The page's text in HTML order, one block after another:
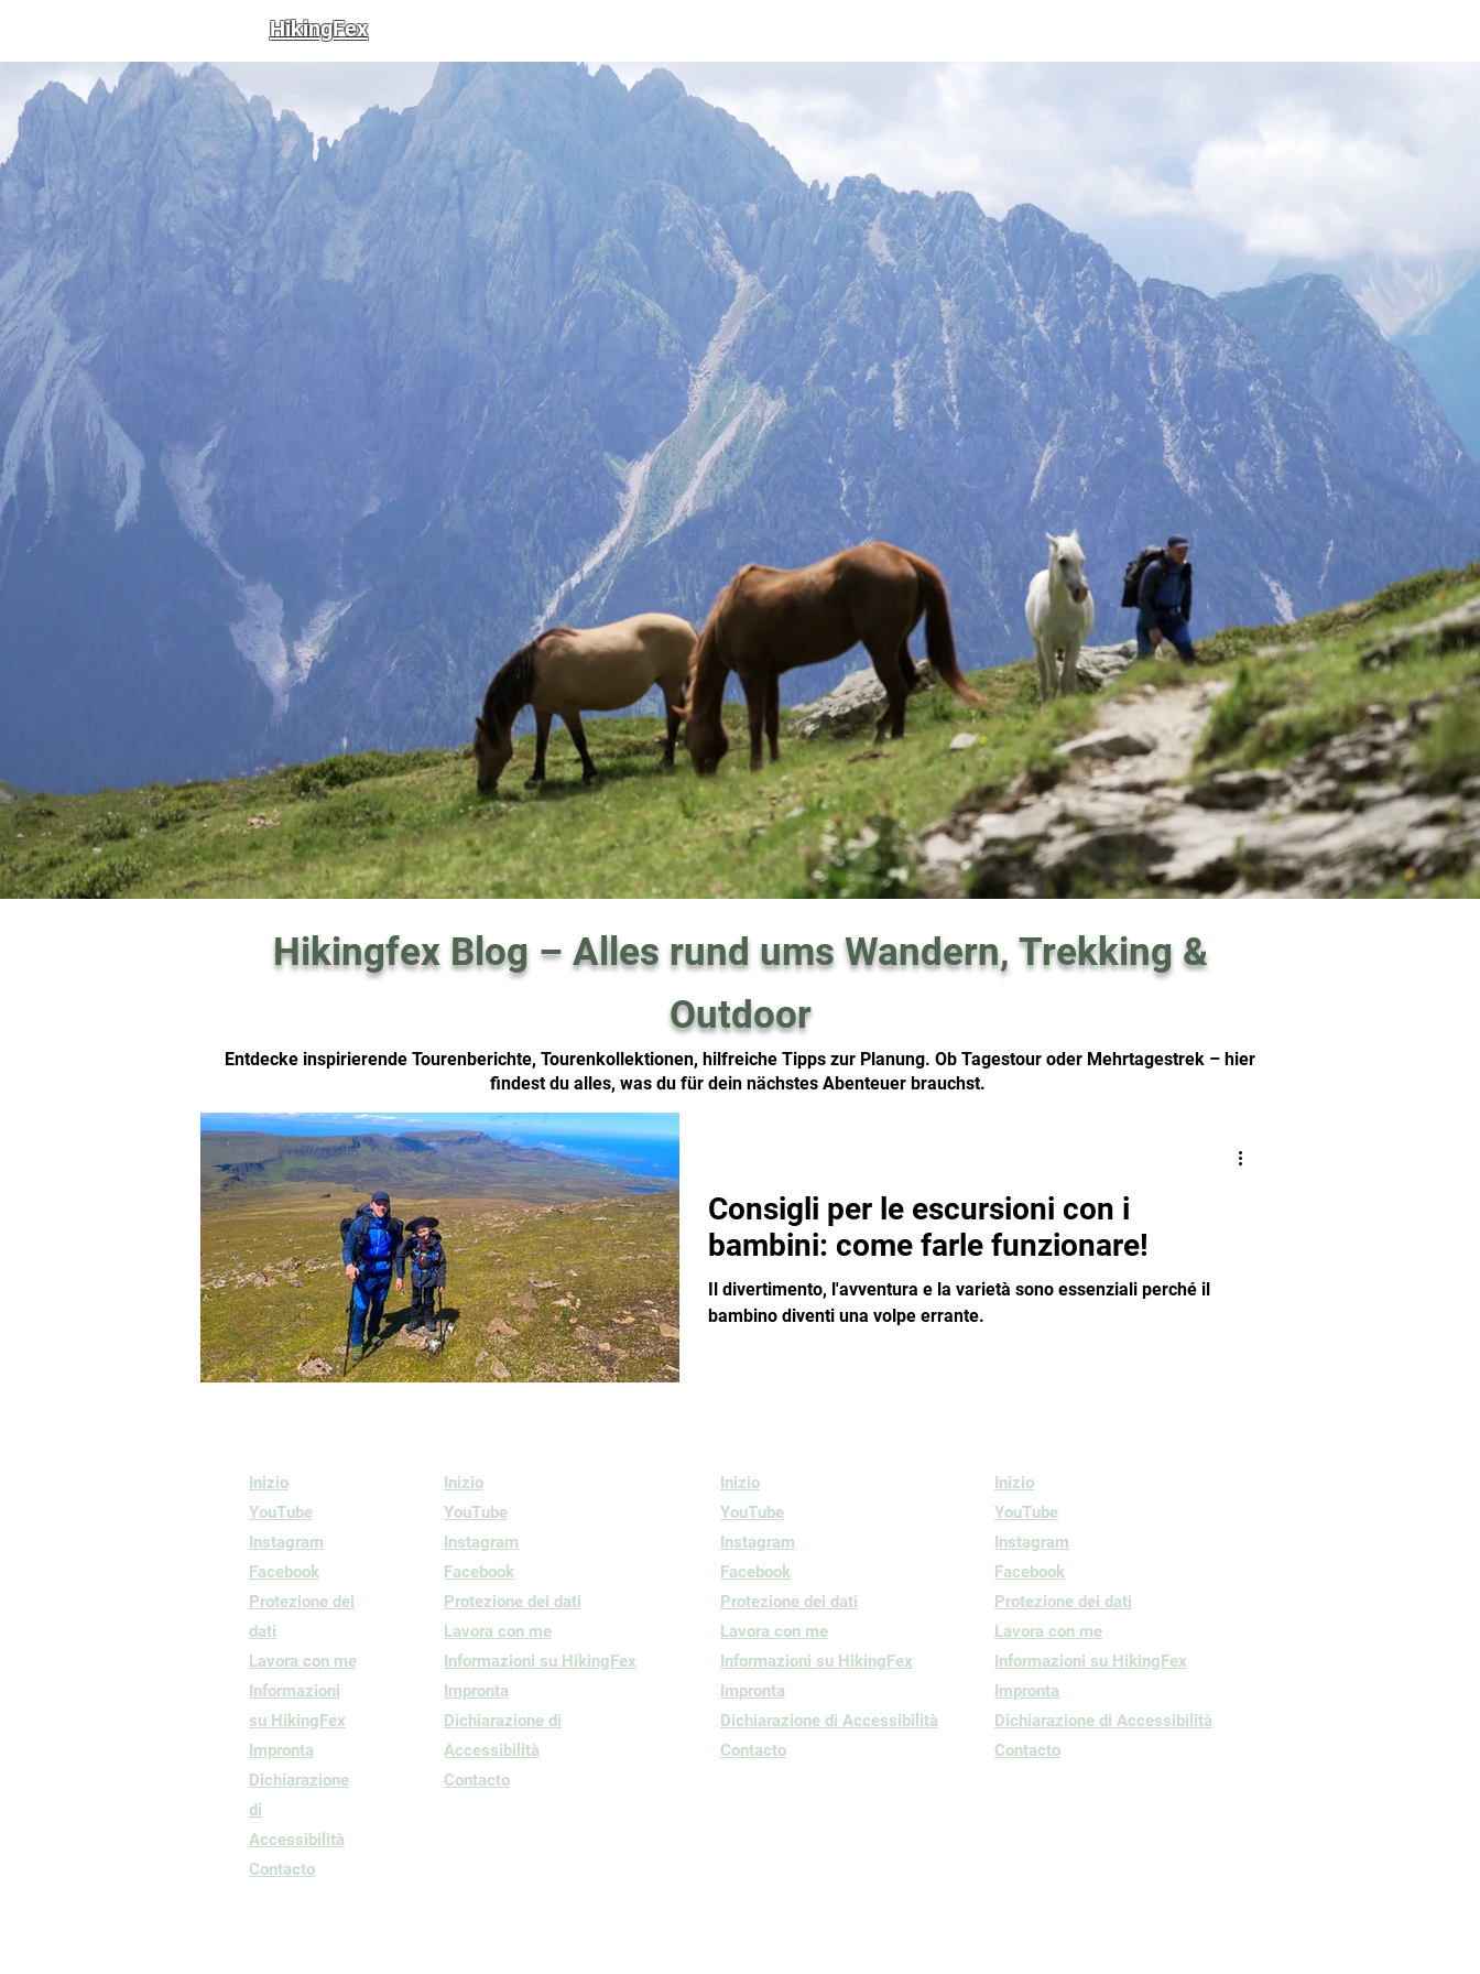
HikingFex
Hikingfex Blog – Alles rund ums Wandern, Trekking &
Outdoor
Entdecke inspirierende Tourenberichte, Tourenkollektionen, hilfreiche Tipps zur Planung. Ob Tagestour oder Mehrtagestrek – hier
findest du alles, was du für dein nächstes Abenteuer brauchst.
Consigli per le escursioni con i
bambini: come farle funzionare!
Il divertimento, l'avventura e la varietà sono essenziali perché il
bambino diventi una volpe errante.
Inizio
YouTube
Instagram
Facebook
Protezione dei
dati
Lavora con me
Informazioni
su HikingFex
Impronta
Dichiarazione
di
Accessibilità
Contacto
Inizio
YouTube
Instagram
Facebook
Protezione dei dati
Lavora con me
Informazioni su HikingFex
Impronta
Dichiarazione di
Accessibilità
Contacto
Inizio
YouTube
Instagram
Facebook
Protezione dei dati
Lavora con me
Informazioni su HikingFex
Impronta
Dichiarazione di Accessibilità
Contacto
Inizio
YouTube
Instagram
Facebook
Protezione dei dati
Lavora con me
Informazioni su HikingFex
Impronta
Dichiarazione di Accessibilità
Contacto